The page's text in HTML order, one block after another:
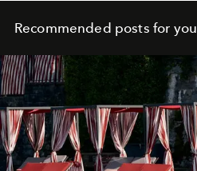
Recommended posts for you